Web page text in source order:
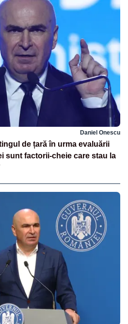
Daniel Onescu
de țară în urma evaluării
sunt factorii-cheie care stau la